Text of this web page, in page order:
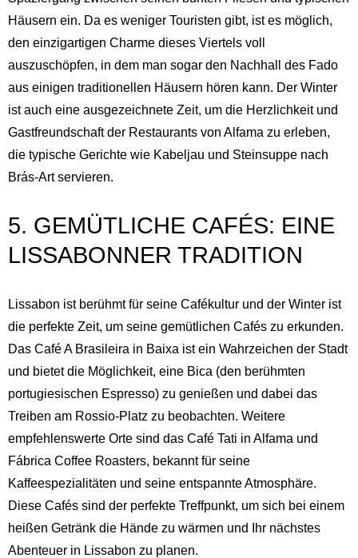
Englisch
Spanisch
Deutsch
Französisch
Italienisch
Portugiesisch,
Häusern ein. Da es weniger Touristen gibt, ist es möglich,
den einzigartigen Charme dieses Viertels voll
auszuschöpfen, in dem man sogar den Nachhall des Fado
aus einigen traditionellen Häusern hören kann. Der Winter
ist auch eine ausgezeichnete Zeit, um die Herzlichkeit und
Gastfreundschaft der Restaurants von Alfama zu erleben,
die typische Gerichte wie Kabeljau und Steinsuppe nach
Brás-Art servieren.
5. GEMÜTLICHE CAFÉS: EINE
LISSABONNER TRADITION
Lissabon ist berühmt für seine Cafékultur und der Winter ist
die perfekte Zeit, um seine gemütlichen Cafés zu erkunden.
Das Café A Brasileira in Baixa ist ein Wahrzeichen der Stadt
und bietet die Möglichkeit, eine Bica (den berühmten
portugiesischen Espresso) zu genießen und dabei das
Treiben am Rossio-Platz zu beobachten. Weitere
empfehlenswerte Orte sind das Café Tati in Alfama und
Fábrica Coffee Roasters, bekannt für seine
Kaffeespezialitäten und seine entspannte Atmosphäre.
Diese Cafés sind der perfekte Treffpunkt, um sich bei einem
heißen Getränk die Hände zu wärmen und Ihr nächstes
Abenteuer in Lissabon zu planen.